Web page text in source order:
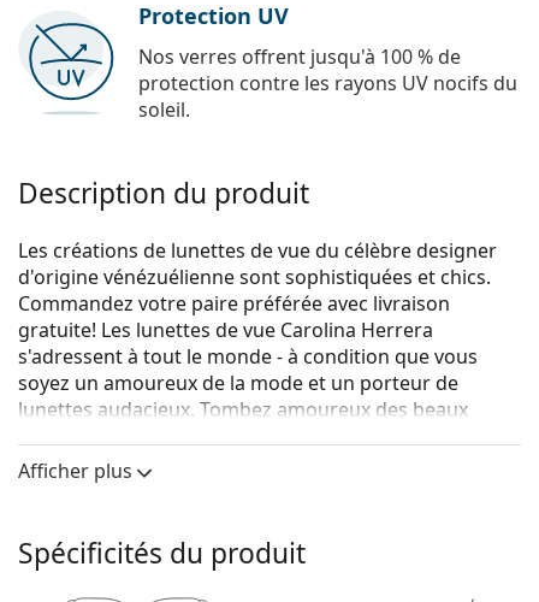
Protection UV
Nos verres offrent jusqu'à 100 % de
protection contre les rayons UV nocifs du
soleil.
Description du produit
Les créations de lunettes de vue du célèbre designer
d'origine vénézuélienne sont sophistiquées et chics.
Commandez votre paire préférée avec livraison
gratuite! Les lunettes de vue Carolina Herrera
s'adressent à tout le monde - à condition que vous
soyez un amoureux de la mode et un porteur de
lunettes audacieux. Tombez amoureux des beaux
des lunettes de vue durables pour une vision parfaite.
Monture de lunettes de vue
Afficher plus
Spécificités du produit